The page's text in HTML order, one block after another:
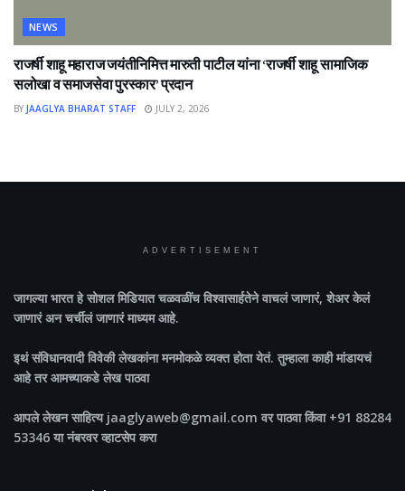
NEWS
राजर्षी शाहू महाराज जयंतीनिमित्त मारुती पाटील यांना ‘राजर्षी शाहू सामाजिक
सलोखा व समाजसेवा पुरस्कार’ प्रदान
BY JAAGLYA BHARAT STAFF JULY 2, 2026
ADVERTISEMENT
जागल्या भारतहे सोशल मिडियात चळवळींच विश्वासार्हतेने वाचलं जाणारं, शेअर केलं
जाणारं अन चर्चीलं जाणारं माध्यम आहे.
इथं संविधानवादी विवेकी लेखकांना मनमोकळे व्यक्त होता येतं. तुम्हाला काही मांडायचं
आहे तर आमच्याकडे लेख पाठवा
आपले लेखन साहित्य jaaglyaweb@gmail.com वर पाठवा किंवा +91 88284
53346 या नंबरवर व्हाटसेप करा